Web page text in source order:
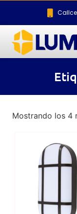
Mostrando los 4